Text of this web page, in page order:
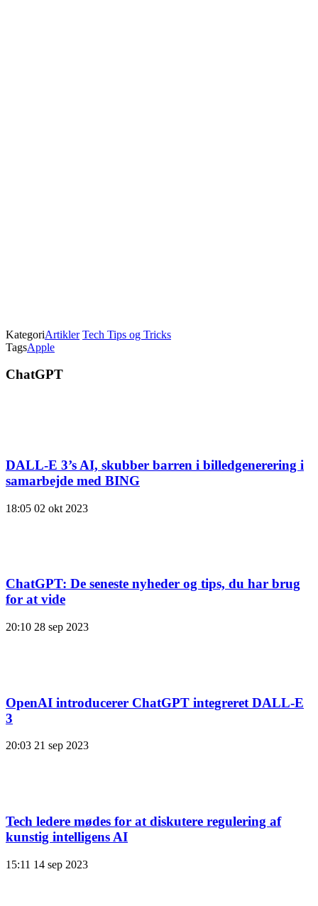
KategoriArtikler Tech Tips og Tricks
TagsApple
ChatGPT
DALL-E 3’s AI, skubber barren i billedgenerering i
samarbejde med BING
18:05 02 okt 2023
ChatGPT: De seneste nyheder og tips, du har brug
for at vide
20:10 28 sep 2023
OpenAI introducerer ChatGPT integreret DALL-E
3
20:03 21 sep 2023
Tech ledere mødes for at diskutere regulering af
kunstig intelligens AI
15:11 14 sep 2023